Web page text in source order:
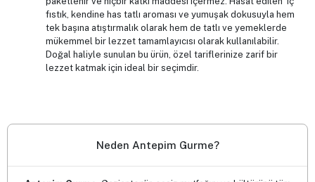
fıstık, kendine has tatlı aroması ve yumuşak dokusuyla hem
tek başına atıştırmalık olarak hem de tatlı ve yemeklerde
mükemmel bir lezzet tamamlayıcısı olarak kullanılabilir.
Doğal haliyle sunulan bu ürün, özel tariflerinize zarif bir
lezzet katmak için ideal bir seçimdir.
Neden Antepim Gurme?